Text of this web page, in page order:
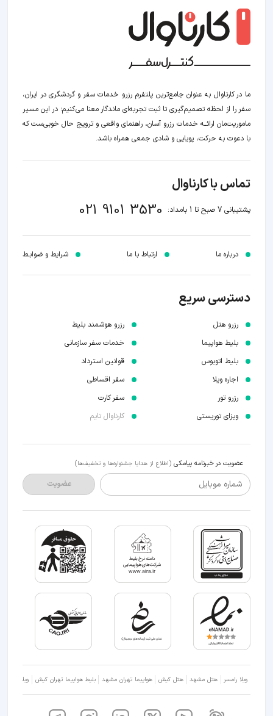
ما در کارناوال به عنوان جامع‌ترین پلتفرم رزرو خدمات سفر و گردشگری در ایران،
سفر را از لحظه‌ تصمیم‌گیری تا ثبت تجربه‌ای ماندگار معنا می‌کنیم؛ در این مسیر‍
ماموریت‌مان اراﺋــﻪ خدمات رزرو آسان، راهنمای واقعی و ترویج حال خوبی‌ست که
با دعوت به حرکت، پویایی و شادی جمعی همراه باشد.
تماس با کارناوال
پشتیبانی 7 صبح تا 1 بامداد: 021 9101 3530
درباره ما ارتباط با ما شرایط و ضوابـط
دسترسی سریع
رزرو هتل
بلیط هواپیما
بلیط اتوبوس
اجاره ویلا
رزرو تور
ویزای توریستی
رزرو هوشمند بلیط
خدمات سفر سازمانی
قوانین استرداد
سفر اقساطی
سفر کارت
کارناوال تایم
عضویت در خبرنامه پیامکی (اطلاع از هدایا جشنواره‌ها و تخفیف‌ها)
شماره موبایل عضویت
ویلا رامسر هتل مشهد هتل کیش هواپیما تهران مشهد بلیط هواپیما تهران کیش ویلا شمال